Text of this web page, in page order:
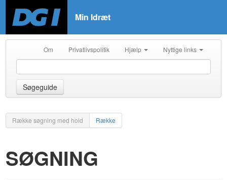
Min Idræt
Om Privatlivspolitik Hjælp Nyttige links
Søgeguide
Række søgning med hold Række
SØGNING